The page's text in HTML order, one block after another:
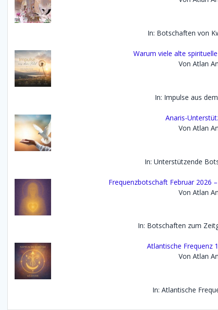
In: Botschaften von
Warum viele alte
Von Atlan
In: Impulse aus
Anaris-
Von Atlan
In: Unterstützende
Frequenzbotschaft Februar 2026
Von Atlan
In: Botschaften zum
Atlantische Frequenz
Von Atlan
In: Atlantische